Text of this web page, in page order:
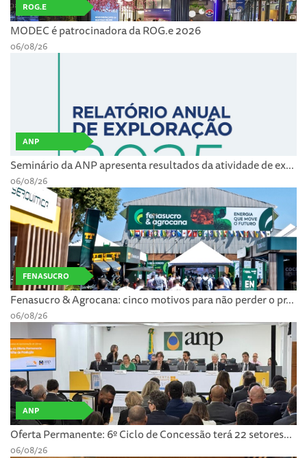
ROG.E
MODEC é patrocinadora da ROG.e 2026
06/08/26
ANP
Seminário da ANP apresenta resultados da atividade de ex...
06/08/26
FENASUCRO
Fenasucro & Agrocana: cinco motivos para não perder o pr...
06/08/26
ANP
Oferta Permanente: 6º Ciclo de Concessão terá 22 setores...
06/08/26